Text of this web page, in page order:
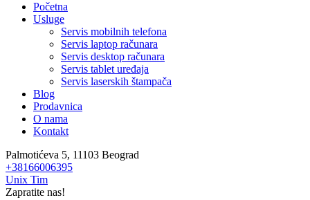
Početna
Usluge
Servis mobilnih telefona
Servis laptop računara
Servis desktop računara
Servis tablet uređaja
Servis laserskih štampača
Blog
Prodavnica
O nama
Kontakt
Palmotićeva 5, 11103 Beograd
+38166006395
Unix Tim
Zapratite nas!